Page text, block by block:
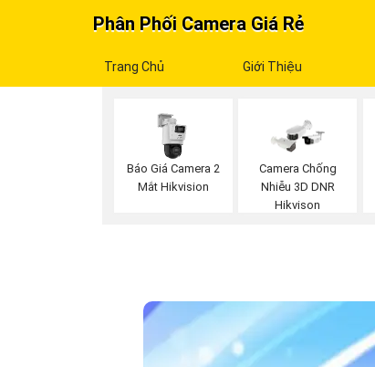
Phân Phối Camera Giá Rẻ
Trang Chủ Giới Thiệu
Báo Giá Camera 2
Mắt Hikvision
Camera Chống
Nhiễu 3D DNR
Hikvison